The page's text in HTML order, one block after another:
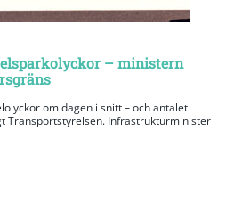
– ministern
om dagen i snitt – och antalet
Transportstyrelsen. Infrastrukturminister